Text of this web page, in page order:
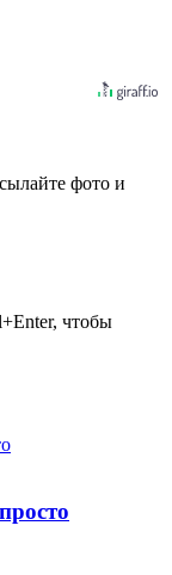
фото и
, чтобы